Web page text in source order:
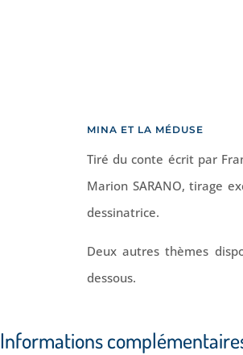
MINA ET LA MÉDUSE
Tiré du conte écrit par
Marion SARANO, tirage
dessinatrice.
Deux autres thèmes
dessous.
Informations